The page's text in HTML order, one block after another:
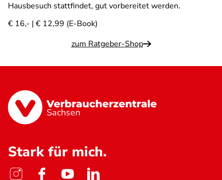
Hausbesuch stattfindet, gut vorbereitet werden.
€ 16,- | € 12,99 (E-Book)
zum Ratgeber-Shop
Sachsen
Stark für mich.